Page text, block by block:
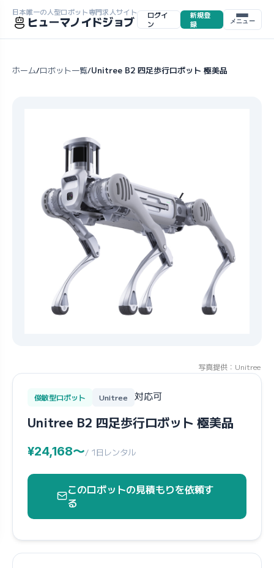
日本唯一の人型ロボット専門求人サイト
ヒューマノイドジョブ
ログイ
ン
新規登
録
メニュー
ホーム/ロボット一覧/Unitree B2 四足歩行ロボット 極美品
写真提供：Unitree
俊敏型ロボット Unitree 対応可
Unitree B2 四足歩行ロボット 極美品
¥24,168〜/ 1日レンタル
このロボットの見積もりを依頼す
る